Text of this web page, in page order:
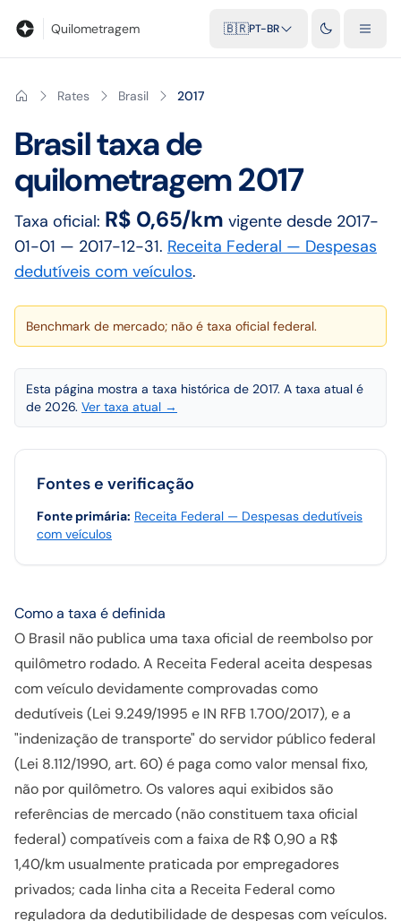
Quilometragem 🇧🇷PT-BR
Rates Brasil 2017
Brasiltaxa de
quilometragem2017
Taxa oficial: R$ 0,65/km vigente desde 2017-
01-01 — 2017-12-31. Receita Federal — Despesas
dedutíveis com veículos.
Benchmark de mercado; não é taxa oficial federal.
Esta página mostra a taxa histórica de 2017. A taxa atual é
de 2026. Ver taxa atual →
Fontes e verificação
Fonte primária: Receita Federal — Despesas dedutíveis
com veículos
Como a taxa é definida
O Brasil não publica uma taxa oficial de reembolso por
quilômetro rodado. A Receita Federal aceita despesas
com veículo devidamente comprovadas como
dedutíveis (Lei 9.249/1995 e IN RFB 1.700/2017), e a
"indenização de transporte" do servidor público federal
(Lei 8.112/1990, art. 60) é paga como valor mensal fixo,
não por quilômetro. Os valores aqui exibidos são
referências de mercado (não constituem taxa oficial
federal) compatíveis com a faixa de R$ 0,90 a R$
1,40/km usualmente praticada por empregadores
privados; cada linha cita a Receita Federal como
reguladora da dedutibilidade de despesas com veículos.